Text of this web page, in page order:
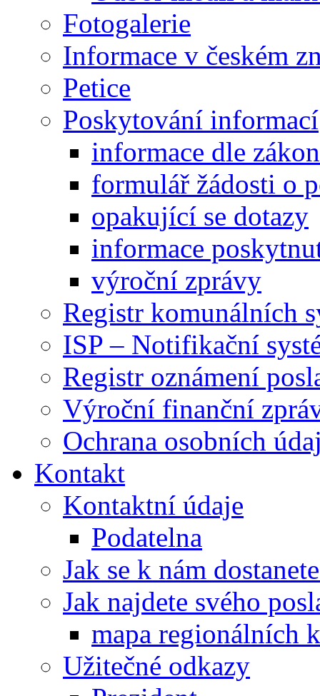
Fotogalerie
Informace v českém
Petice
Poskytování informací
informace dle
formulář žádosti o
opakující se dotazy
informace
výroční zprávy
Registr komunálních
ISP – Notifikační
Registr oznámení
Výroční finanční
Ochrana osobních
Kontakt
Kontaktní údaje
Podatelna
Jak se k nám
Jak najdete svého
mapa regionálních
Užitečné odkazy